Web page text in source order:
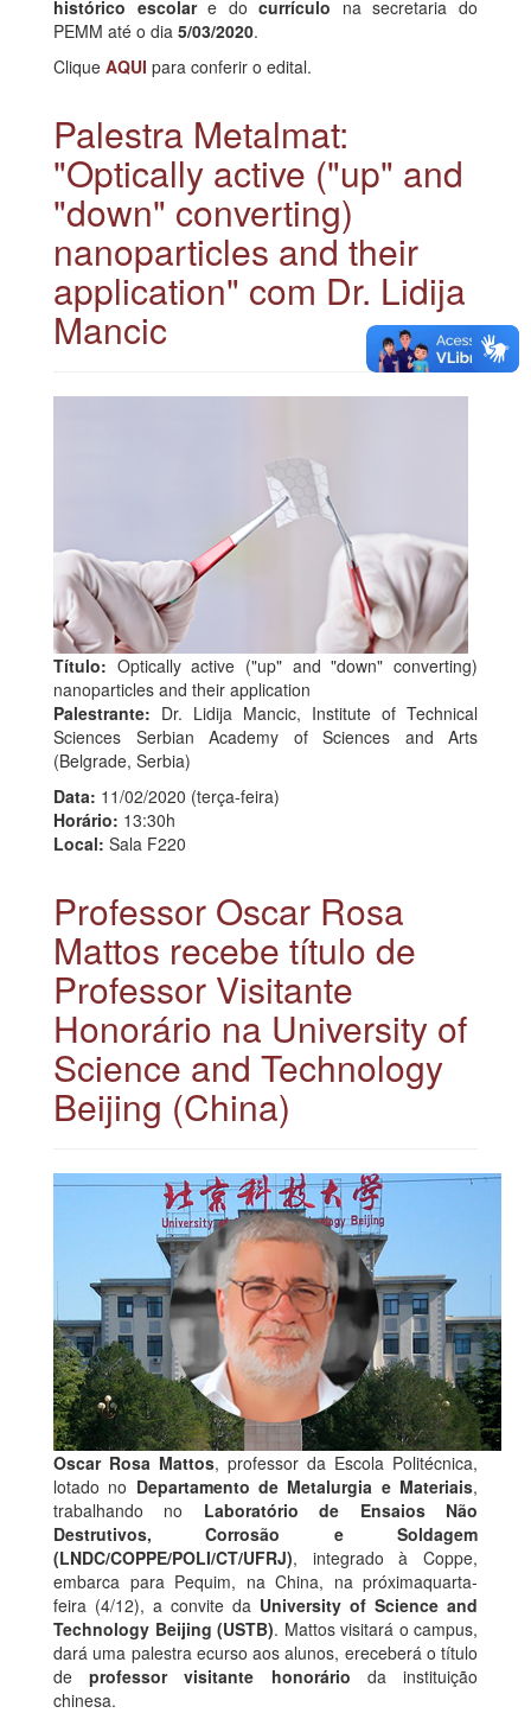
histórico escolare docurrículo na secretaria do
PEMM até o dia 5/03/2020.
Clique AQUI para conferir o edital.
Palestra Metalmat:
"Optically active ("up" and
"down" converting)
nanoparticles and their
application" com Dr. Lidija
Mancic
Título: Optically active ("up" and "down" converting)
nanoparticles and their application
Palestrante: Dr. Lidija Mancic, Institute of Technical
Sciences Serbian Academy of Sciences and Arts
(Belgrade, Serbia)
Data: 11/02/2020 (terça-feira)
Horário: 13:30h
Local: Sala F220
Professor Oscar Rosa
Mattos recebe título de
Professor Visitante
Honorário na University of
Science and Technology
Beijing (China)
Oscar Rosa Mattos, professor da Escola Politécnica,
lotado no Departamento de Metalurgia e Materiais,
trabalhando no Laboratório de Ensaios Não
Destrutivos, Corrosão e Soldagem
(LNDC/COPPE/POLI/CT/UFRJ), integrado à Coppe,
embarca para Pequim, na China, na próximaquarta-
feira (4/12), a convite da University of Science and
Technology Beijing (USTB). Mattos visitará o campus,
dará uma palestra ecurso aos alunos, ereceberá o título
deprofessor visitante honorário da instituição
chinesa.